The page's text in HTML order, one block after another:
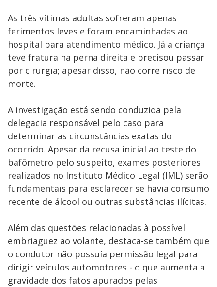
As três vítimas adultas sofreram apenas
ferimentos leves e foram encaminhadas ao
hospital para atendimento médico. Já a criança
teve fratura na perna direita e precisou passar
por cirurgia; apesar disso, não corre risco de
morte.
A investigação está sendo conduzida pela
delegacia responsável pelo caso para
determinar as circunstâncias exatas do
ocorrido. Apesar da recusa inicial ao teste do
bafômetro pelo suspeito, exames posteriores
realizados no Instituto Médico Legal (IML) serão
fundamentais para esclarecer se havia consumo
recente de álcool ou outras substâncias ilícitas.
Além das questões relacionadas à possível
embriaguez ao volante, destaca-se também que
o condutor não possuía permissão legal para
dirigir veículos automotores - o que aumenta a
gravidade dos fatos apurados pelas